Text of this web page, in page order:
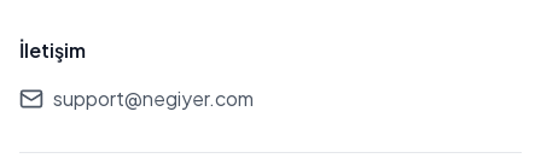
İletişim
support@negiyer.com